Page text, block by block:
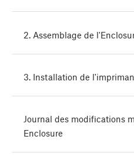
2. Assemblage de
3. Installation de
Journal des modifications
Enclosure